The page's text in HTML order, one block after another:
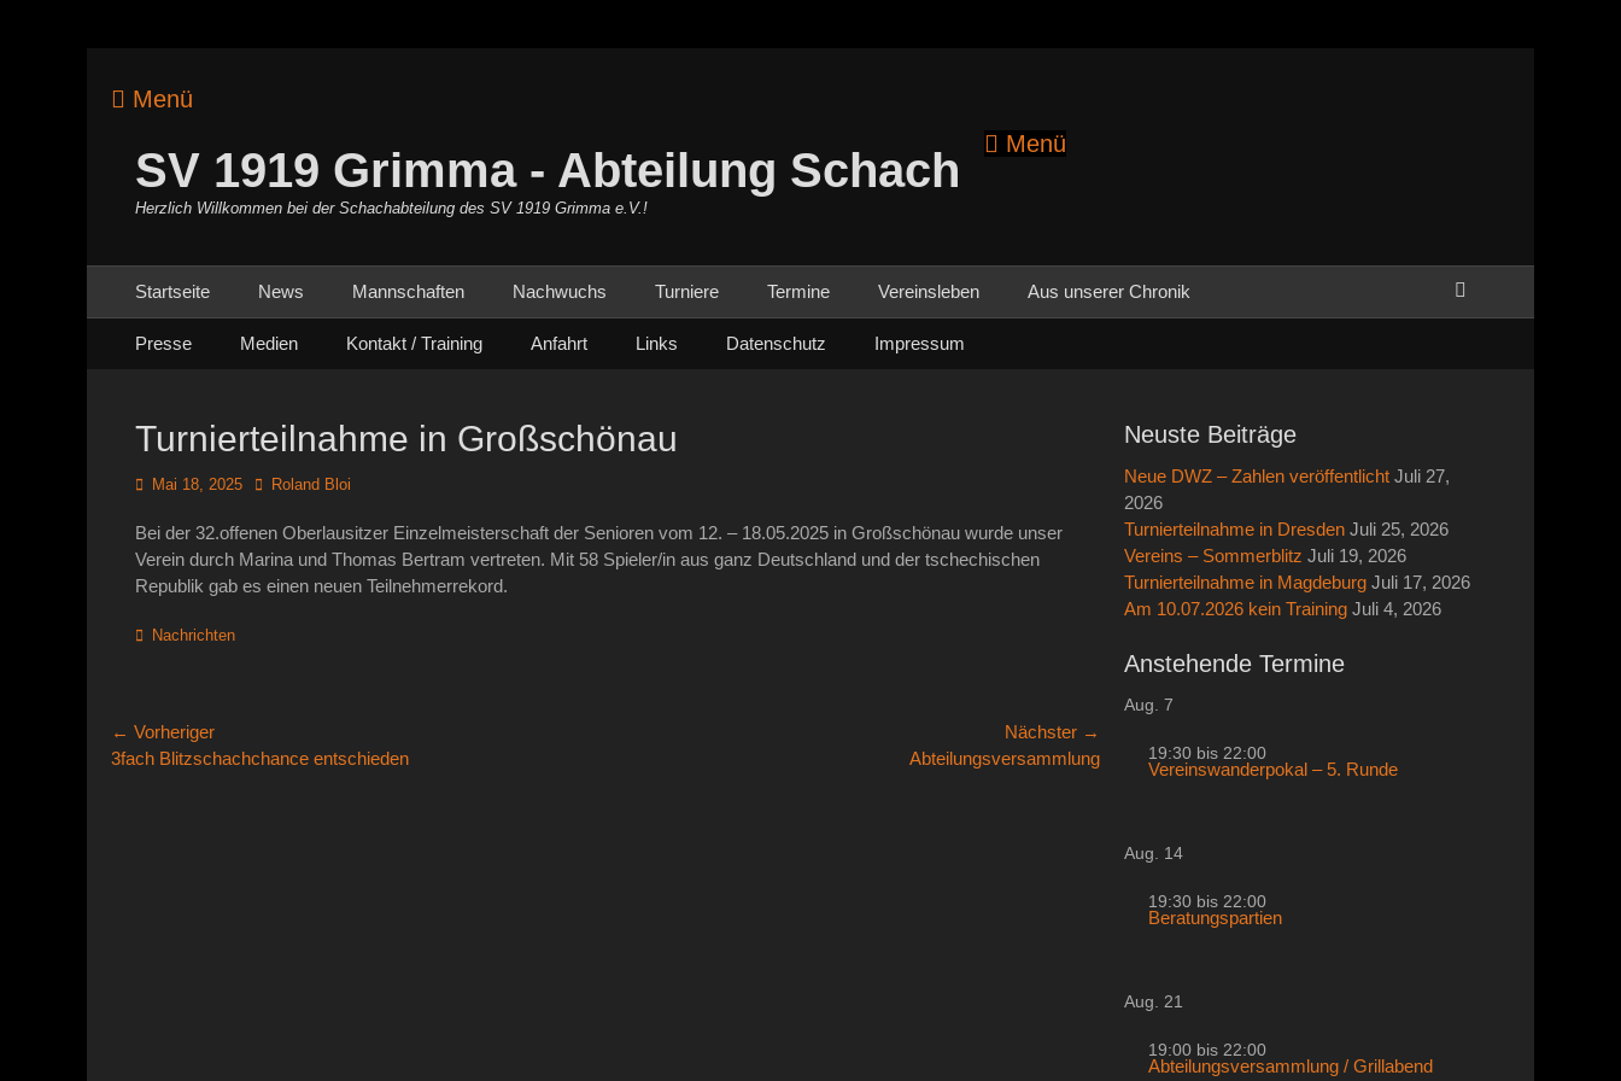
Menü
SV 1919 Grimma - Abteilung Schach
Herzlich Willkommen bei der Schachabteilung des SV 1919 Grimma e.V.!
Menü
Primäres Menü
Inhalt
Startseite News Mannschaften Nachwuchs Turniere Termine Vereinsleben Aus unserer Chronik
Sekundäres Menü
Inhalt
Presse Medien Kontakt / Training Anfahrt Links Datenschutz Impressum
Turnierteilnahme in Großschönau
PostedMai 18, 2025 AutorRoland Bloi
Bei der 32.offenen Oberlausitzer Einzelmeisterschaft der Senioren vom 12. – 18.05.2025 in Großschönau wurde unser
Verein durch Marina und Thomas Bertram vertreten. Mit 58 Spieler/in aus ganz Deutschland und der tschechischen
Republik gab es einen neuen Teilnehmerrekord.
Kategorien
Nachrichten
Beitragsnavigation
← Vorheriger
Vorheriger
3fach Blitzschachchance entschieden
Nächster →
Abteilungsversammlung
Neuste Beiträge
Neue DWZ – Zahlen veröffentlicht Juli 27,
2026
Turnierteilnahme in Dresden Juli 25, 2026
Vereins – Sommerblitz Juli 19, 2026
Turnierteilnahme in Magdeburg Juli 17, 2026
Am 10.07.2026 kein Training Juli 4, 2026
Anstehende Termine
Aug. 7
19:30 bis 22:00
Vereinswanderpokal – 5. Runde
Aug. 14
19:30 bis 22:00
Beratungspartien
Aug. 21
19:00 bis 22:00
Abteilungsversammlung / Grillabend